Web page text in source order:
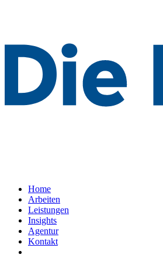
Home
Arbeiten
Leistungen
Insights
Agentur
Kontakt